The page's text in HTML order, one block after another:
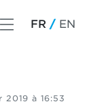
FR EN
2019 à 16:53